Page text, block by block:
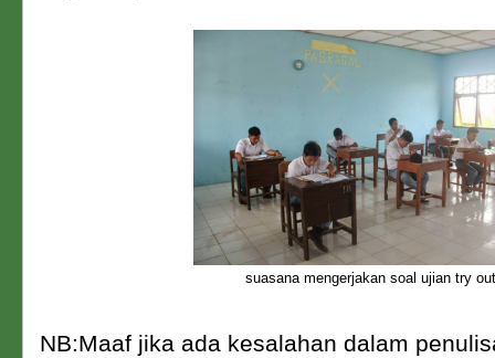
suasana mengerjakan soal ujian try out
NB:Maaf jika ada kesalahan dalam